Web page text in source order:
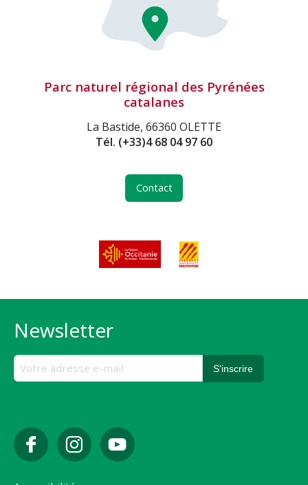
Parc naturel régional des Pyrénées
catalanes
La Bastide, 66360 OLETTE
Tél. (+33)4 68 04 97 60
Contact
Newsletter